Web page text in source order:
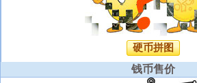
硬币拼图
钱币售价